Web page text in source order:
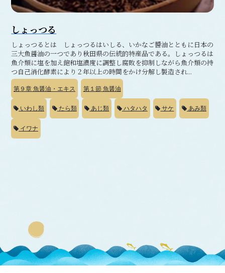
しょっつる
しょっつるとは しょっつるはいしる、いかなご醬油とともに日本の
三大魚醤油の一つであり秋田県の伝統的特産品である。しょっつるは
魚介類に塩を加え飽和塩濃度に調整し腐敗を抑制しながら魚介類の持
つ自己消化酵素により２年以上の時間をかけ分解し製造され...
第９章 魚醤油・エキス 第１節魚醤油
いわし類 たら類 あじ類 ハタハタ サケ あみ類
イワナ